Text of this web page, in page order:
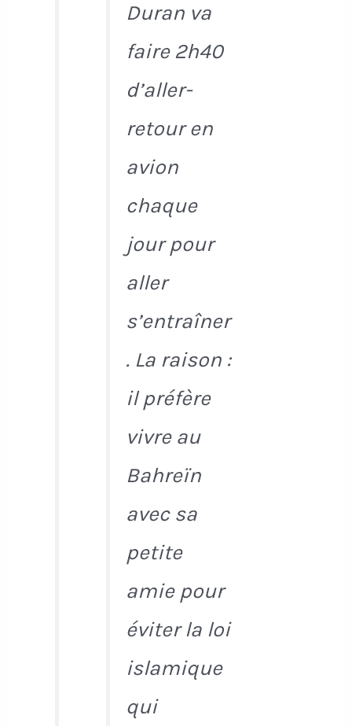
Duran va
faire 2h40
d’aller-
retour en
avion
chaque
jour pour
aller
s’entraîner
. La raison :
il préfère
vivre au
Bahreïn
avec sa
petite
amie pour
éviter la loi
islamique
qui